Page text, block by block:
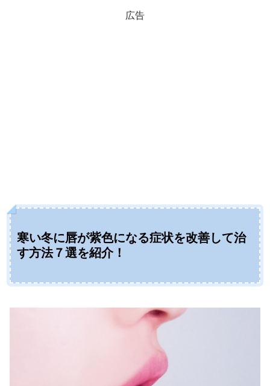
広告
寒い冬に唇が紫色になる症状を改善して治
す方法７選を紹介！